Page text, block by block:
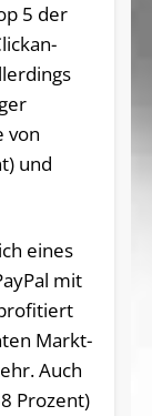
5 der
von
und
ei­nes
mit
Markt­
Auch
Pro­zent)